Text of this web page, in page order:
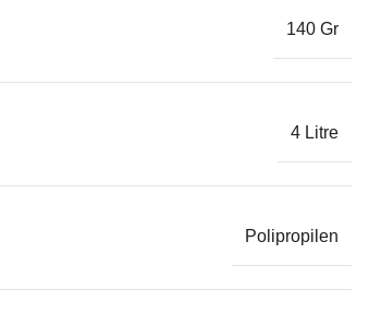
140 Gr
4 Litre
Polipropilen